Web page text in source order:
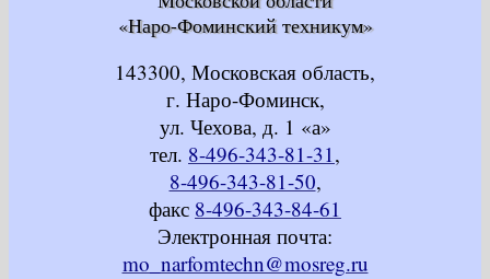
«Наро-Фоминский техникум»
143300, Московская область,
г. Наро-Фоминск,
ул. Чехова, д. 1 «а»
тел. 8-496-343-81-31,
8-496-343-81-50,
факс 8-496-343-84-61
Электронная почта:
mo_narfomtechn@mosreg.ru